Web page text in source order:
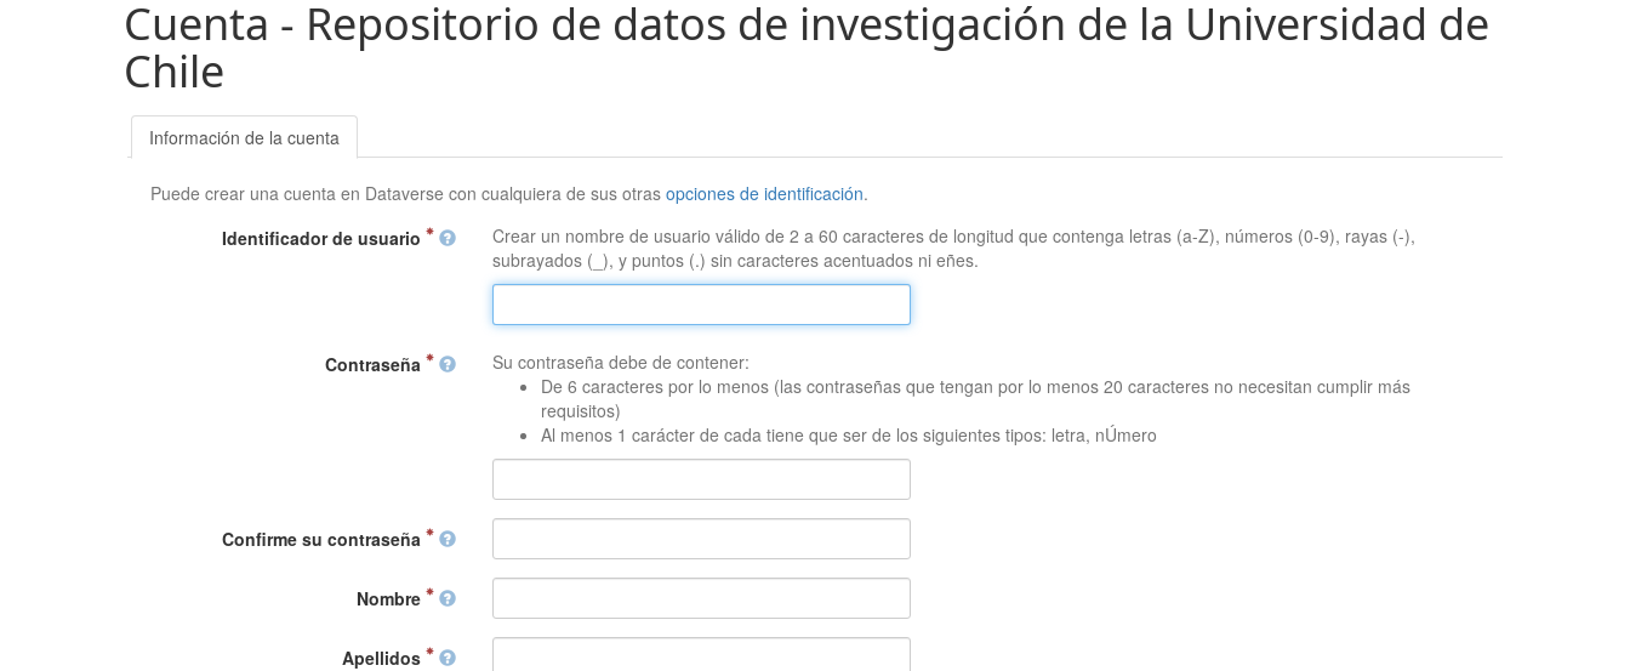
Cuenta - Repositorio de datos de investigación de la Universidad de
Chile
Información de la cuenta
Puede crear una cuenta en Dataverse con cualquiera de sus otrasopciones de identificación.
Identificador de usuario
Crear un nombre de usuario válido de 2 a 60 caracteres de longitud que contenga letras (a-Z), números (0-9), rayas (-),
subrayados (_), y puntos (.) sin caracteres acentuados ni eñes.
Contraseña
Su contraseña debe de contener:
De 6 caracteres por lo menos (las contraseñas que tengan por lo menos 20 caracteres no necesitan cumplir más
requisitos)
Al menos 1 carácter de cada tiene que ser de los siguientes tipos: letra, nÚmero
Confirme su contraseña
Nombre
Apellidos